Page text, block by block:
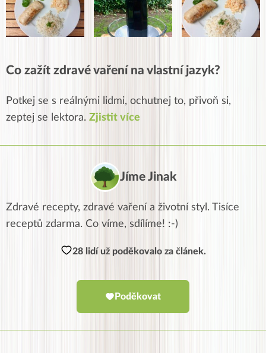
Co zažít zdravé vaření na vlastní jazyk?
Potkej se s reálnými lidmi, ochutnej to, přivoň si,
zeptej se lektora. Zjistit více
Jíme Jinak
Zdravé recepty, zdravé vaření a životní styl. Tisíce
receptů zdarma. Co víme, sdílíme! :-)
28 lidí už poděkovalo za článek.
Poděkovat